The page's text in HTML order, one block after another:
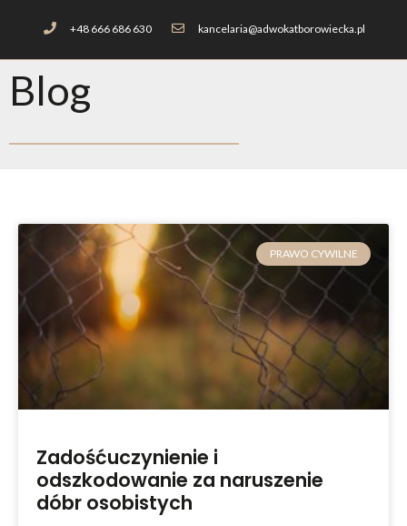
+48 666 686 630 kancelaria@adwokatborowiecka.pl
Blog
PRAWO CYWILNE
Zadośćuczynienie i
odszkodowanie za naruszenie
dóbr osobistych